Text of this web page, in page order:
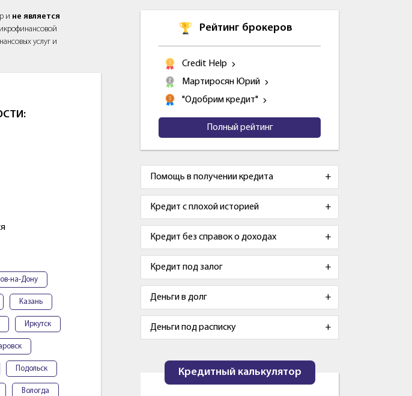
и не является
услуг и
на-Дону
Казань
Иркутск
Подольск
Вологда
Рейтинг брокеров
Credit Help
Мартиросян Юрий
"Одобрим кредит"
Полный рейтинг
Помощь в получении кредита
Кредит с плохой историей
Кредит без справок о доходах
Кредит под залог
Деньги в долг
Деньги под расписку
Кредитный калькулятор